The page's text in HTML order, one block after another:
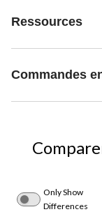
Ressources
Commandes
Only Show
Differences